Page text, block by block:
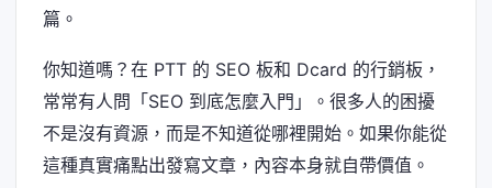
篇。
你知道嗎？在 PTT 的 SEO 板和 Dcard 的行銷板，
常常有人問「SEO 到底怎麼入門」。很多人的困擾
不是沒有資源，而是不知道從哪裡開始。如果你能從
這種真實痛點出發寫文章，內容本身就自帶價值。